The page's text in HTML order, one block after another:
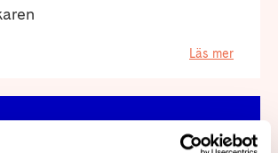
Läs mer